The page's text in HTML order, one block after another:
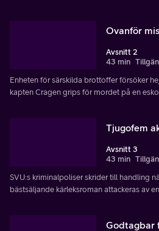
Ovanför
Avsnitt 2
43 min
Enheten för särskilda brottoffer försöker
kapten Cragen grips för mordet på en
Tjugofem
Avsnitt 3
43 min
SVU:s kriminalpoliser skrider till handling
bästsäljande kärleksroman attackeras av
Godtagbar